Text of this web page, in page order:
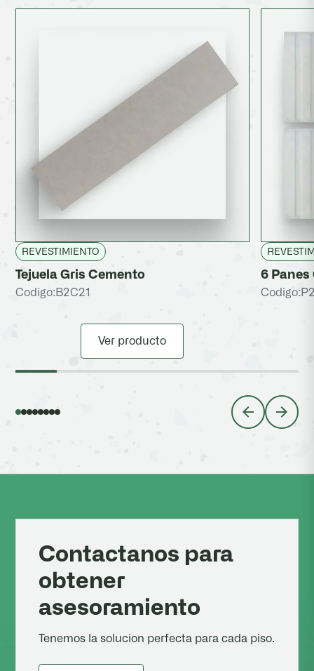
REVESTIMIENTO
Tejuela Gris Cemento
Codigo: B2C21
Ver producto
6 Panes
Codigo:
Contactanos para
obtener
asesoramiento
Tenemos la solucion perfecta para cada piso.